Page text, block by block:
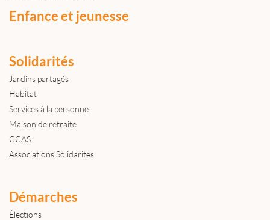
Enfance et jeunesse
Solidarités
Jardins partagés
Habitat
Services à la personne
Maison de retraite
CCAS
Associations Solidarités
Démarches
Élections